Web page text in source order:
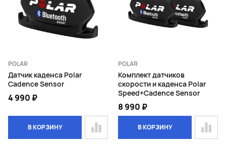
POLAR
Датчик каденса Polar
Cadence Sensor
4 990 ₽
В КОРЗИНУ
POLAR
Комплект датчиков
скорости и каденса Polar
Speed+Cadence Sensor
8 990 ₽
В КОРЗИНУ